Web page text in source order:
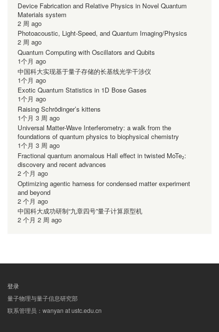
Device Fabrication and Relative Physics in Novel Quantum
Materials system
2 周 ago
Photoacoustic, Light-Speed, and Quantum Imaging/Physics
2 周 ago
Quantum Computing with Oscillators and Qubits
1个月 ago
中国科大实现基于量子存储的长基线光学干涉仪
1个月 ago
Exotic Quantum Statistics in 1D Bose Gases
1个月 ago
Raising Schrödinger’s kittens
1个月 3 周 ago
Universal Matter-Wave Interferometry: a walk from the
foundations of quantum physics to biophysical chemistry
1个月 3 周 ago
Fractional quantum anomalous Hall effect in twisted MoTe₂:
discovery and recent advances
2 个月 ago
Optimizing agentic harness for condensed matter experiment
and beyond
2 个月 ago
中国科大成功研制“九章四号”量子计算原型机
2 个月 2 周 ago
用
户
登录
量子物理与量子信息研究部
联系管理员：wanyan at ustc.edu.cn